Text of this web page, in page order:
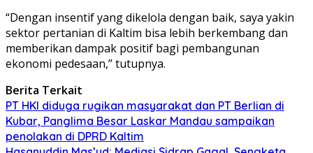
“Dengan insentif yang dikelola dengan baik, saya yakin
sektor pertanian di Kaltim bisa lebih berkembang dan
memberikan dampak positif bagi pembangunan
ekonomi pedesaan,” tutupnya.
Berita Terkait
PT HKI diduga rugikan masyarakat dan PT Berlian di
Kubar, Panglima Besar Laskar Mandau sampaikan
penolakan di DPRD Kaltim